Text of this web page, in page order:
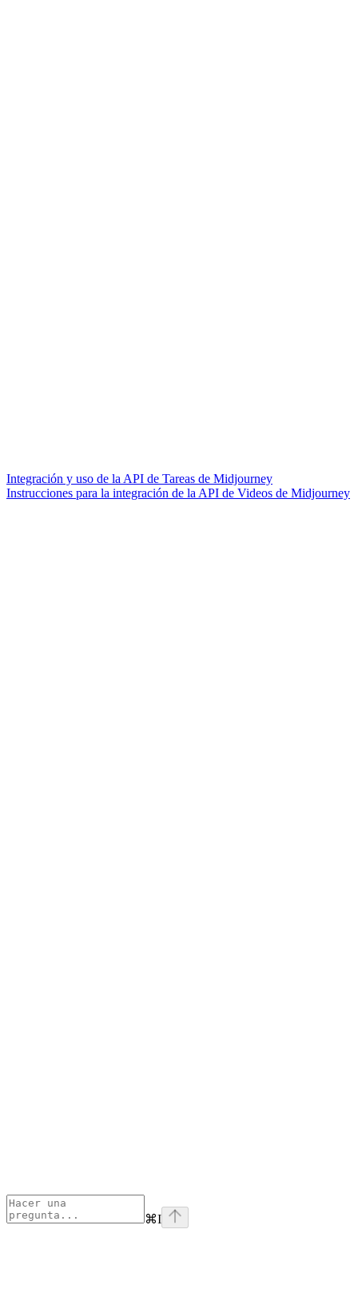
Integración y uso de la API de Tareas de Midjourney
Instrucciones para la integración de la API de Videos de Midjourney
⌘I